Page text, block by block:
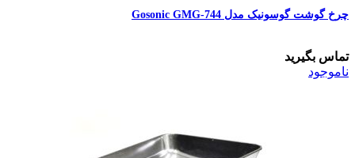
چرخ گوشت گوسونیک مدل Gosonic GMG-744
تماس بگیرید
ناموجود